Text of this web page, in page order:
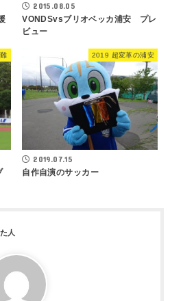
2015.08.05
VONDSvsブリオベッカ浦安 プレ
ビュー
2019 超変革の浦安
2019.07.15
自作自演のサッカー